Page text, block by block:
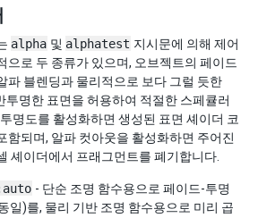
alpha 및 alphatest 지시문에 의해 제어
으로 두 종류가 있으며, 오브젝트의 페이드
파 블렌딩과 물리적으로 보다 그럴 듯한
투명한 표면을 허용하여 적절한 스페큘러
명도를 활성화하면 생성된 표면 셰이더 코
함되며, 알파 컷아웃을 활성화하면 주어진
셰이더에서 프래그먼트를 폐기합니다.
- 단순 조명 함수용으로 페이드-투명
일)를, 물리 기반 조명 함수용으로 미리 곱